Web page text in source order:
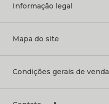
Informação legal
Mapa do site
Condições gerais de venda